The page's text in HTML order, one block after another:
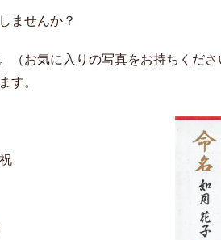
ませんか？
（お気に入りの写真をお持ちくださ
す。